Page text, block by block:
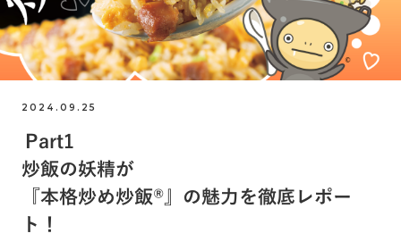
TOP すべての記事 特集
知る・楽しむ
#つながりを作る物語 #ニチレイフーズ
#ニチレイロジグループ
2024.09.25
Part1
炒飯の妖精が
『本格炒め炒飯®︎』の魅力を徹底レポー
ト！